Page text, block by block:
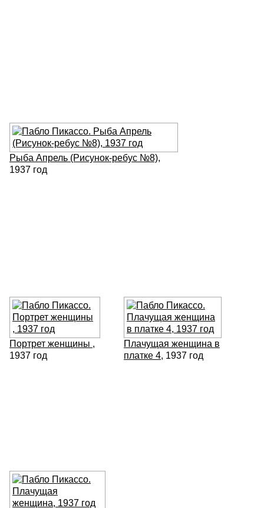
Рыба Апрель (Рисунок-ребус №8),
1937 год
Портрет женщины ,
1937 год
Плачущая женщина в
платке 4, 1937 год